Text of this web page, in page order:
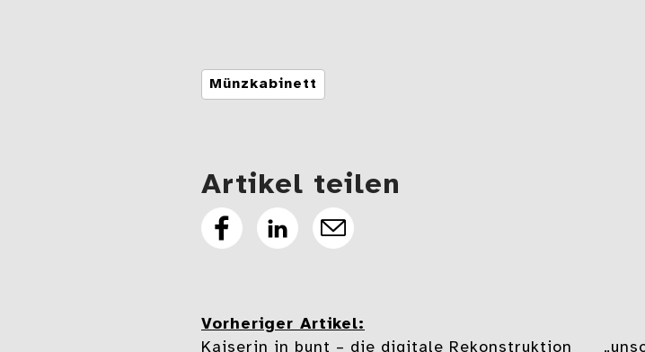
Tags
Münzkabinett
Artikel teilen
Artikel
teilen
Artikel
teilen
E-
Beitragsnavigation
Vorheriger Artikel:
Kaiserin in bunt – die digitale Rekonstruktion